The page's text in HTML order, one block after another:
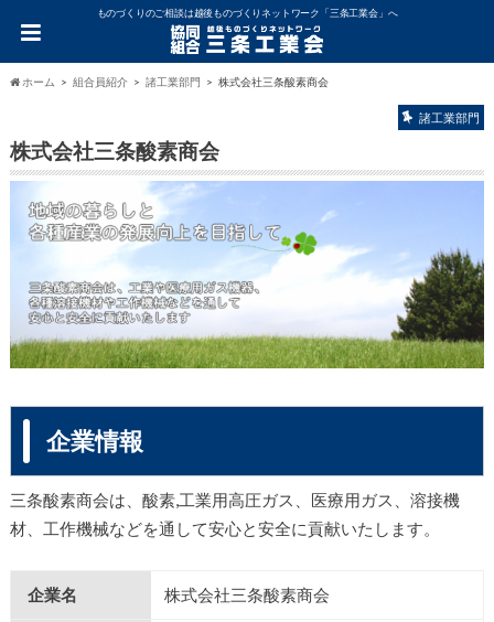
ものづくりのご相談は越後ものづくりネットワーク「三条工業会」へ
ホーム 組合員紹介 諸工業部門 株式会社三条酸素商会
諸工業部門
株式会社三条酸素商会
企業情報
三条酸素商会は、酸素,工業用高圧ガス、医療用ガス、溶接機
材、工作機械などを通して安心と安全に貢献いたします。
企業名 株式会社三条酸素商会